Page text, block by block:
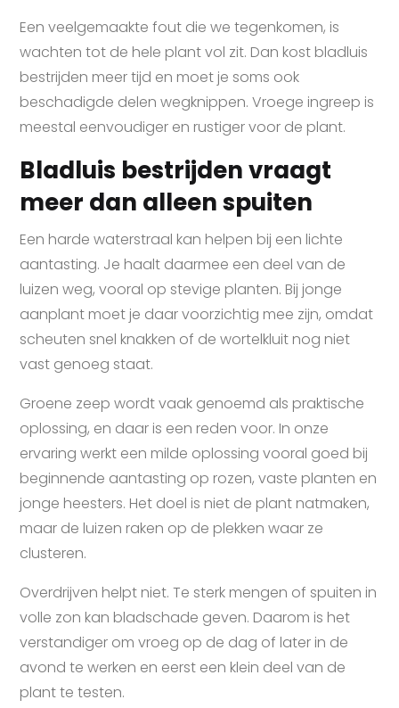
Een veelgemaakte fout die we tegenkomen, is
wachten tot de hele plant vol zit. Dan kost bladluis
bestrijden meer tijd en moet je soms ook
beschadigde delen wegknippen. Vroege ingreep is
meestal eenvoudiger en rustiger voor de plant.
Bladluis bestrijden vraagt
meer dan alleen spuiten
Een harde waterstraal kan helpen bij een lichte
aantasting. Je haalt daarmee een deel van de
luizen weg, vooral op stevige planten. Bij jonge
aanplant moet je daar voorzichtig mee zijn, omdat
scheuten snel knakken of de wortelkluit nog niet
vast genoeg staat.
Groene zeep wordt vaak genoemd als praktische
oplossing, en daar is een reden voor. In onze
ervaring werkt een milde oplossing vooral goed bij
beginnende aantasting op rozen, vaste planten en
jonge heesters. Het doel is niet de plant natmaken,
maar de luizen raken op de plekken waar ze
clusteren.
Overdrijven helpt niet. Te sterk mengen of spuiten in
volle zon kan bladschade geven. Daarom is het
verstandiger om vroeg op de dag of later in de
avond te werken en eerst een klein deel van de
plant te testen.